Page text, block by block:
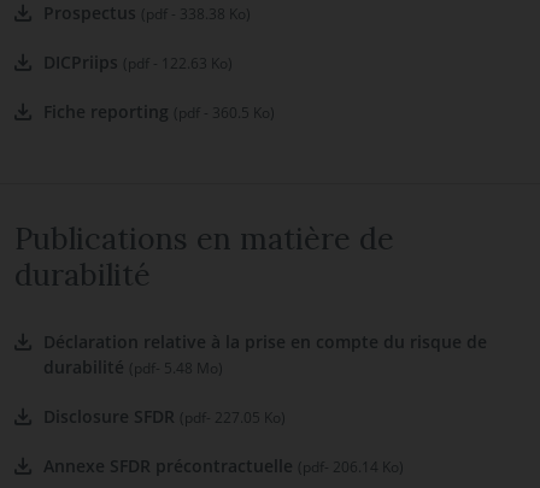
Prospectus (pdf - 338.38 Ko)
DICPriips (pdf - 122.63 Ko)
Fiche reporting (pdf - 360.5 Ko)
Publications en matière de
durabilité
Déclaration relative à la prise en compte du risque de
durabilité (pdf- 5.48 Mo)
Disclosure SFDR (pdf- 227.05 Ko)
Annexe SFDR précontractuelle (pdf- 206.14 Ko)